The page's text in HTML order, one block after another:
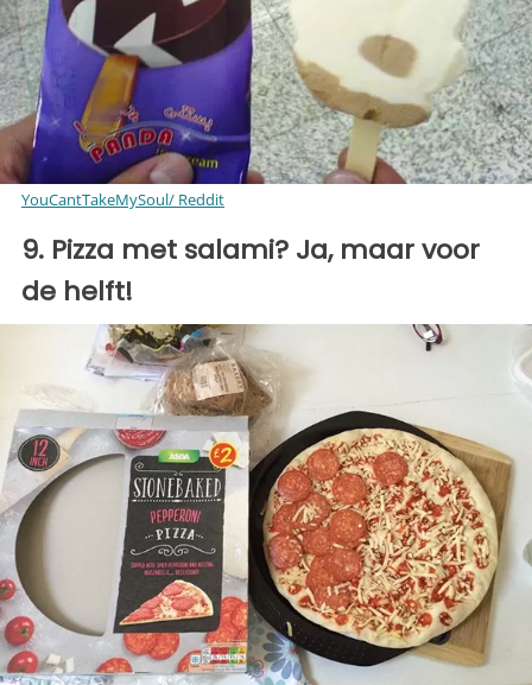
YouCantTakeMySoul/ Reddit
9. Pizza met salami? Ja, maar voor
de helft!